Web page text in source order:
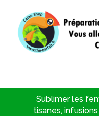
Sublimer les
tisanes,